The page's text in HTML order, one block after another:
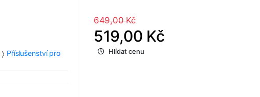
Příslušenství pro
649,00 Kč
519,00 Kč
Hlídat cenu